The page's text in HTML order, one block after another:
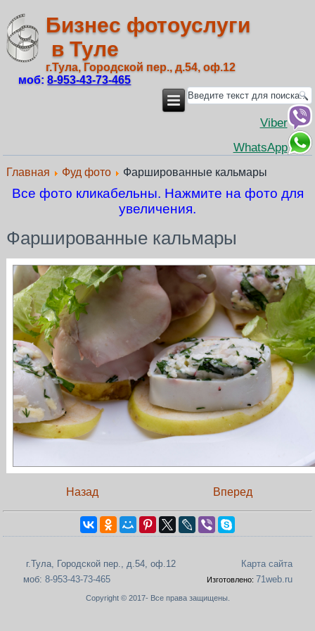
Бизнес фотоуслуги
в Туле
г.Тула, Городской пер., д.54, оф.12
моб: 8‑953‑43‑73‑465
Viber
WhatsApp
Главная Фуд фото Фаршированные кальмары
Все фото кликабельны. Нажмите на фото для
увеличения.
Фаршированные кальмары
Назад Вперед
г.Тула, Городской пер., д.54, оф.12
моб: 8-953-43-73-465
Карта сайта
Изготовлено: 71web.ru
Copyright © 2017- Все права защищены.